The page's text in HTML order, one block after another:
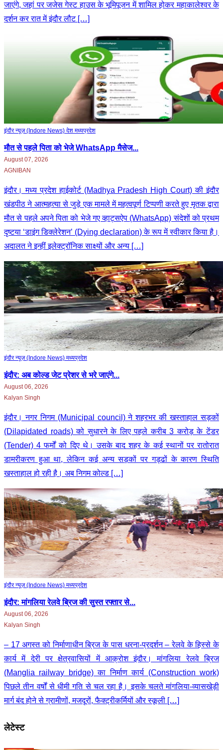
जाएंगे, जहां पर जजेस गेस्ट हाउस के भूमिपूजन में शामिल होकर महाकालेश्वर के
दर्शन कर रात में इंदौर लौट […]
इंदौर न्यूज़ (Indore News) देश मध्‍यप्रदेश
मौत से पहले पिता को भेजे WhatsApp मैसेज...
August 07, 2026
AGNIBAN
इंदौर। मध्य प्रदेश हाईकोर्ट (Madhya Pradesh High Court) की इंदौर
खंडपीठ ने आत्महत्या से जुड़े एक मामले में महत्वपूर्ण टिप्पणी करते हुए मृतक द्वारा
मौत से पहले अपने पिता को भेजे गए व्हाट्सऐप (WhatsApp) संदेशों को प्रथम
दृष्टया ‘डाइंग डिक्लेरेशन’ (Dying declaration) के रूप में स्वीकार किया है।
अदालत ने इन्हीं इलेक्ट्रॉनिक साक्ष्यों और अन्य […]
इंदौर न्यूज़ (Indore News) मध्‍यप्रदेश
इंदौर: अब कोल्ड जेट प्रेशर से भरे जाएंगे...
August 06, 2026
Kalyan Singh
इंदौर। नगर निगम (Municipal council) ने शहरभर की खस्ताहाल सड़कों
(Dilapidated roads) को सुधारने के लिए पहले करीब 3 करोड़ के टेंडर
(Tender) 4 फर्मों को दिए थे। उसके बाद शहर के कई स्थानों पर रातोरात
डामरीकरण हुआ था, लेकिन कई अन्य सड़कों पर गड्ढों के कारण स्थिति
खस्ताहाल हो रही है। अब निगम कोल्ड […]
इंदौर न्यूज़ (Indore News) मध्‍यप्रदेश
इंदौर: मांगलिया रेलवे ब्रिज की सुस्त रफ्तार से...
August 06, 2026
Kalyan Singh
– 17 अगस्त को निर्माणाधीन ब्रिज के पास धरना-प्रदर्शन – रेलवे के हिस्से के
कार्य में देरी पर क्षेत्रवासियों में आक्रोश इंदौर। मांगलिया रेलवे ब्रिज
(Manglia railway bridge) का निर्माण कार्य (Construction work)
पिछले तीन वर्षों से धीमी गति से चल रहा है। इसके चलते मांगलिया-व्यासखेड़ी
मार्ग बंद होने से ग्रामीणों, मजदूरों, फैक्ट्रीकर्मियों और स्कूली […]
लेटेस्ट